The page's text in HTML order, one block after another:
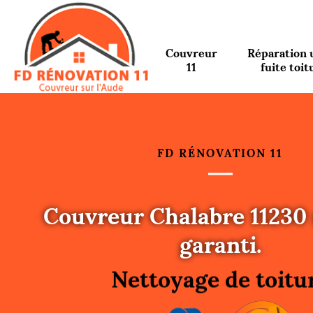
Couvreur
11
Réparation
fuite
FD RÉNOVATION 11
Couvreur Chalabre
garanti.
Urgence fuite
Changement de
Nettoyage de